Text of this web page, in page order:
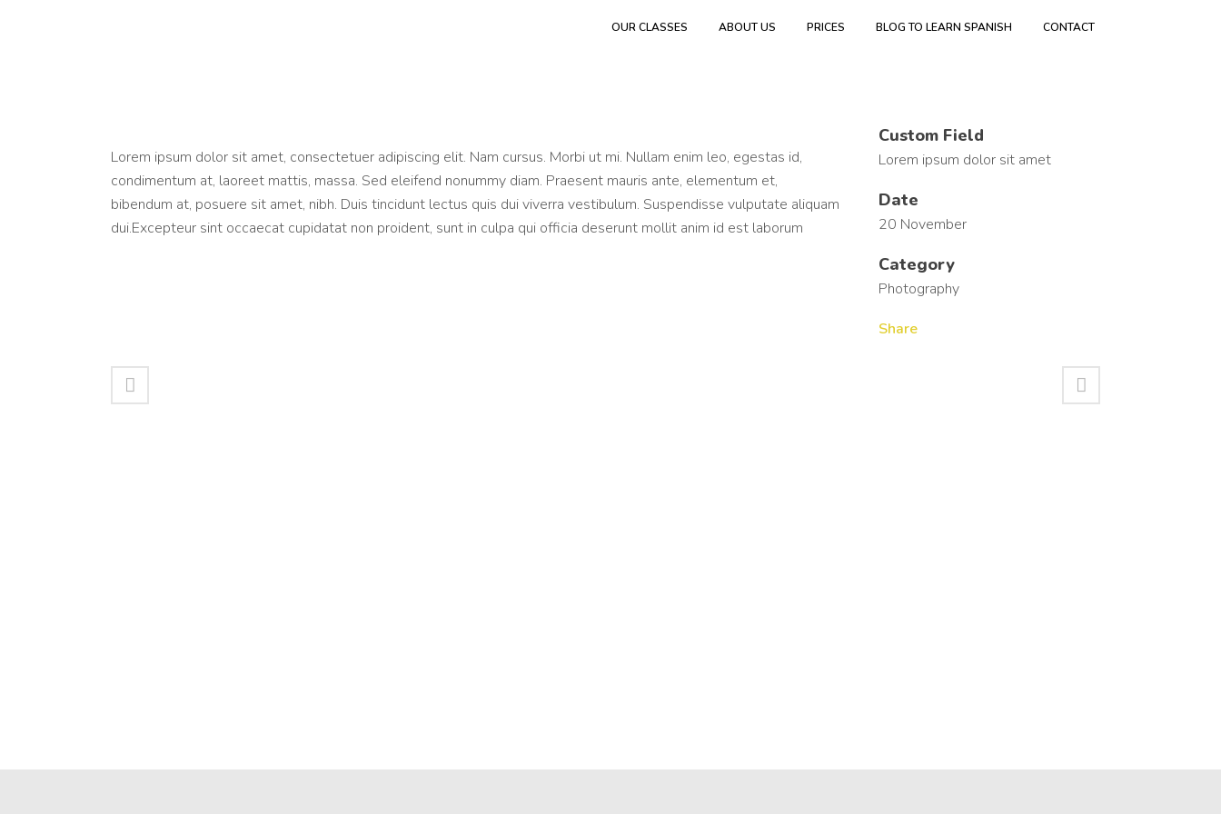
OUR CLASSES ABOUT US PRICES BLOG TO LEARN SPANISH CONTACT
Lorem ipsum dolor sit amet, consectetuer adipiscing elit. Nam cursus. Morbi ut mi. Nullam enim leo, egestas id,
condimentum at, laoreet mattis, massa. Sed eleifend nonummy diam. Praesent mauris ante, elementum et,
bibendum at, posuere sit amet, nibh. Duis tincidunt lectus quis dui viverra vestibulum. Suspendisse vulputate aliquam
dui.Excepteur sint occaecat cupidatat non proident, sunt in culpa qui officia deserunt mollit anim id est laborum
Custom Field
Lorem ipsum dolor sit amet
Date
20 November
Category
Photography
Share